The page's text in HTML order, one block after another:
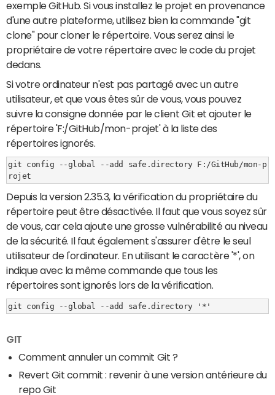
exemple GitHub. Si vous installez le projet en provenance
d'une autre plateforme, utilisez bien la commande "git
clone" pour cloner le répertoire. Vous serez ainsi le
propriétaire de votre répertoire avec le code du projet
dedans.
Si votre ordinateur n'est pas partagé avec un autre
utilisateur, et que vous êtes sûr de vous, vous pouvez
suivre la consigne donnée par le client Git et ajouter le
répertoire 'F:/GitHub/mon-projet' à la liste des
répertoires ignorés.
git config --global --add safe.directory F:/GitHub/mon-p
Depuis la version 2.35.3, la vérification du propriétaire du
répertoire peut être désactivée. Il faut que vous soyez sûr
de vous, car cela ajoute une grosse vulnérabilité au niveau
de la sécurité. Il faut également s'assurer d'être le seul
utilisateur de l'ordinateur. En utilisant le caractère '*', on
indique avec la même commande que tous les
répertoires sont ignorés lors de la vérification.
GIT
Comment annuler un commit Git ?
Revert Git commit : revenir à une version antérieure du
repo Git